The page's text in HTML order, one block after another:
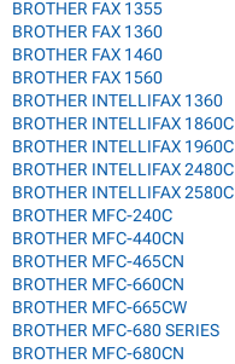
BROTHER FAX 1355
BROTHER FAX 1360
BROTHER FAX 1460
BROTHER FAX 1560
BROTHER INTELLIFAX 1360
BROTHER INTELLIFAX 1860C
BROTHER INTELLIFAX 1960C
BROTHER INTELLIFAX 2480C
BROTHER INTELLIFAX 2580C
BROTHER MFC-240C
BROTHER MFC-440CN
BROTHER MFC-465CN
BROTHER MFC-660CN
BROTHER MFC-665CW
BROTHER MFC-680 SERIES
BROTHER MFC-680CN